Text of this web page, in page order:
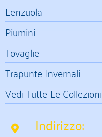
Lenzuola
Piumini
Tovaglie
Trapunte Invernali
Vedi Tutte Le Collezioni
Indirizzo: